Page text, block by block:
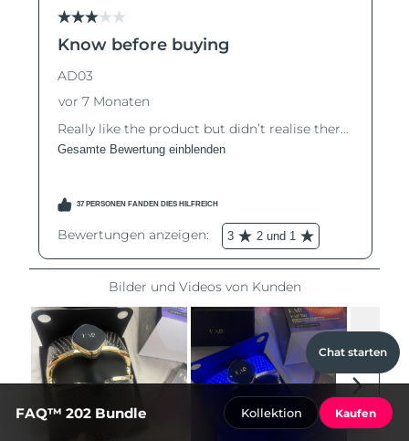
Chat starten
FAQ™ 202 Bundle Kollektion Kaufen